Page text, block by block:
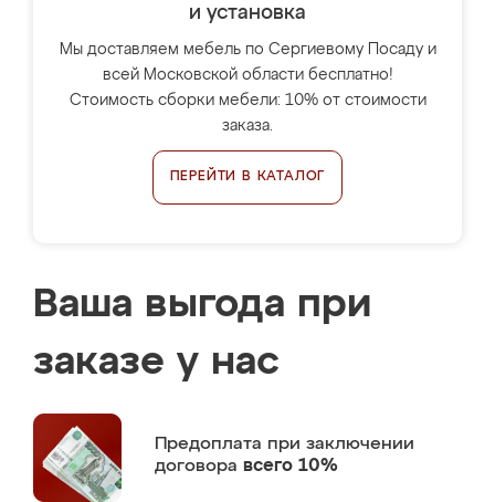
и установка
Мы доставляем мебель по Сергиевому Посаду и
всей Московской области бесплатно!
Стоимость сборки мебели: 10% от стоимости
заказа.
ПЕРЕЙТИ В КАТАЛОГ
Ваша выгода при
заказе у нас
Предоплата при заключении
договора всего 10%